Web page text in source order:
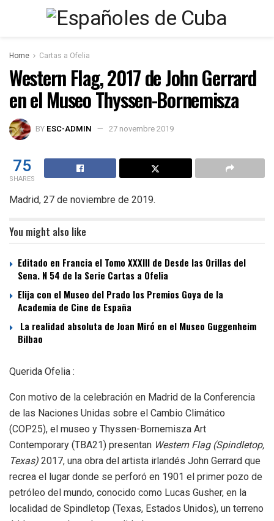
Home Cartas a Ofelia
Western Flag, 2017 de John Gerrard
en el Museo Thyssen-Bornemisza
BY ESC-ADMIN 27 novembre 2019
75
SHARES
Madrid, 27 de noviembre de 2019.
You might also like
Editado en Francia el Tomo XXXIII de Desde las Orillas del
Sena. N 54 de la Serie Cartas a Ofelia
Elija con el Museo del Prado los Premios Goya de la
Academia de Cine de España
La realidad absoluta de Joan Miró en el Museo Guggenheim
Bilbao
Querida Ofelia :
Con motivo de la celebración en Madrid de la Conferencia
de las Naciones Unidas sobre el Cambio Climático
(COP25), el museo y Thyssen-Bornemisza Art
Contemporary (TBA21) presentan Western Flag (Spindletop,
Texas) 2017, una obra del artista irlandés John Gerrard que
recrea el lugar donde se perforó en 1901 el primer pozo de
petróleo del mundo, conocido como Lucas Gusher, en la
localidad de Spindletop (Texas, Estados Unidos), un terreno